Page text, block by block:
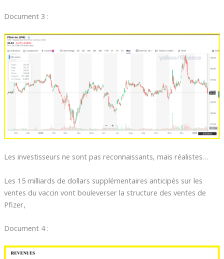
Document 3 :
Les investisseurs ne sont pas reconnaissants, mais réalistes…
Les 15 milliards de dollars supplémentaires anticipés sur les
ventes du vaccin vont bouleverser la structure des ventes de
Pfizer,
Document 4 :